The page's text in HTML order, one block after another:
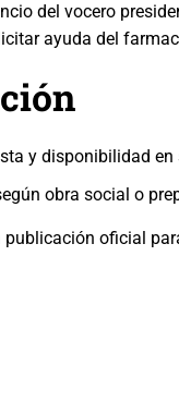
del vocero
ayuda del
y disponibilidad en
obra social o
oficial